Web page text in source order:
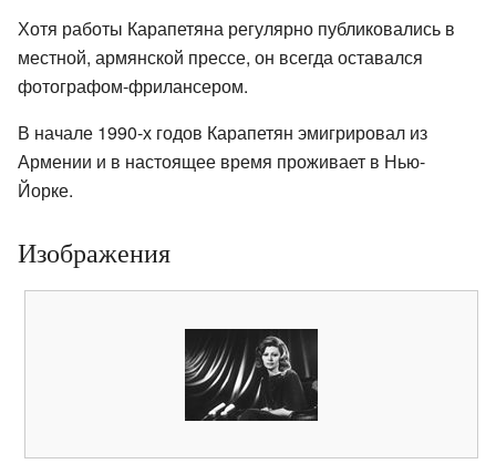
Хотя работы Карапетяна регулярно публиковались в
местной, армянской прессе, он всегда оставался
фотографом-фрилансером.
В начале 1990-х годов Карапетян эмигрировал из
Армении и в настоящее время проживает в Нью-
Йорке.
Изображения